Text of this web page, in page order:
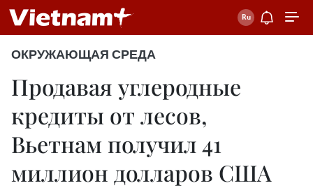
ОКРУЖАЮЩАЯ СРЕДА
Продавая углеродные
кредиты от лесов,
Вьетнам получил 41
миллион долларов США